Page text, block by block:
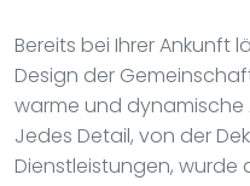
Bereits bei Ihrer Ankunft
Design der
warme und
Jedes Detail, von der
Dienstleistungen,